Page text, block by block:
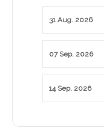
31 Aug. 2026
07 Sep. 2026
14 Sep. 2026